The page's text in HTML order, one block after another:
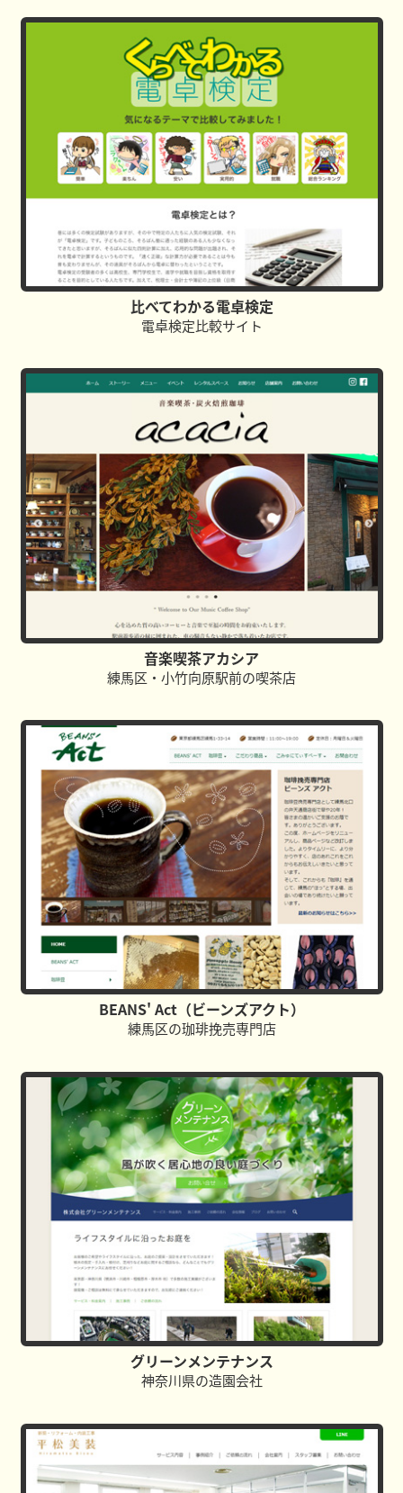
比べてわかる電卓検定
電卓検定比較サイト
音楽喫茶アカシア
練馬区・小竹向原駅前の喫茶店
BEANS' Act（ビーンズアクト）
練馬区の珈琲挽売専門店
グリーンメンテナンス
神奈川県の造園会社